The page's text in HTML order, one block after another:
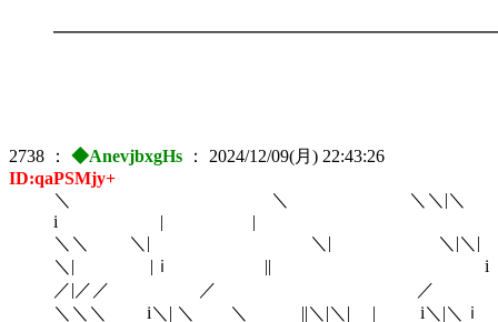
2738 ： ◆AnevjbxgHs ： 2024/12/09(月) 22:43:26
ID:qaPSMjy+
＼ ＼ ＼＼|＼
i | |
＼＼ ＼| ＼| ＼|＼|
＼| |ｉ || i
／|／／ ／ ／
＼＼＼ i＼| ＼ ＼ ||＼|＼| | i＼|＼ｉ